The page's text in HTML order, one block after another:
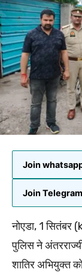
Join
Join
नोएडा, 1
पुलिस ने
शातिर अभियुक्त